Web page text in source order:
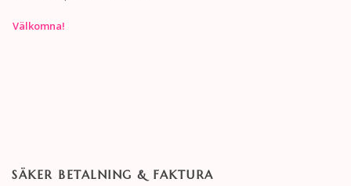
Välkomna!
SÄKER BETALNING & FAKTURA